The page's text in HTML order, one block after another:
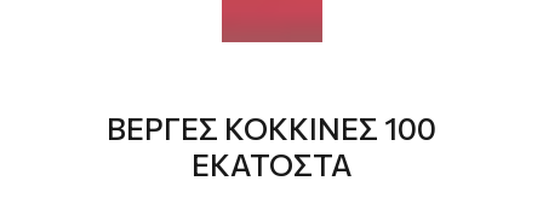
ΒΕΡΓΕΣ ΚΟΚΚΙΝΕΣ 100
ΕΚΑΤΟΣΤΑ